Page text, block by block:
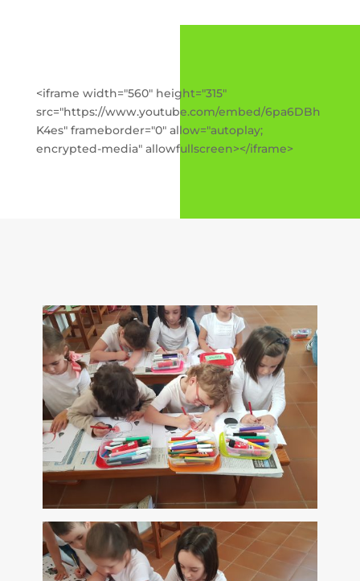
<iframe width="560" height="315"
src="https://www.youtube.com/embed/6pa6DBh
K4es" frameborder="0" allow="autoplay;
encrypted-media" allowfullscreen></iframe>